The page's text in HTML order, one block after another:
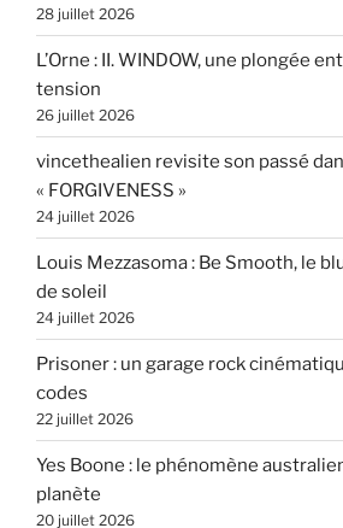
28 juillet 2026
L’Orne : II. WINDOW, une plongée
tension
26 juillet 2026
vincethealien revisite son passé
« FORGIVENESS »
24 juillet 2026
Louis Mezzasoma : Be Smooth, le
de soleil
24 juillet 2026
Prisoner : un garage rock
codes
22 juillet 2026
Yes Boone : le phénomène
planète
20 juillet 2026